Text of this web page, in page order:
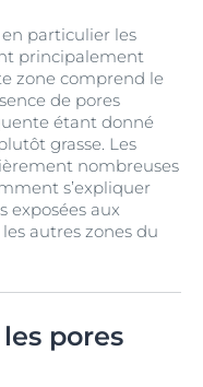
en particulier les
principalement
zone comprend le
de pores
étant donné
grasse. Les
nombreuses
s’expliquer
exposées aux
autres zones du
pores